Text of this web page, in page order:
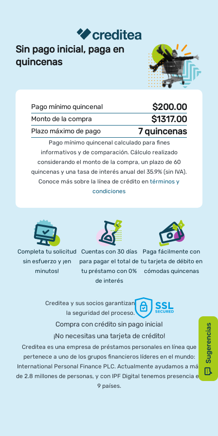
Sin pago inicial, paga en
quincenas
Pago mínimo quincenal $200.00
Monto de la compra $1317.00
Plazo máximo de pago 7 quincenas
Pago mínimo quincenal calculado para fines
informativos y de comparación. Cálculo realizado
considerando el monto de la compra, un plazo de 60
quincenas y una tasa de interés anual del 35.9% (sin IVA).
Conoce más sobre la línea de crédito en términos y
condiciones
Completa tu solicitud
sin esfuerzo y ¡en
minutos!
Cuentas con 30 días
para pagar el total de
tu préstamo con 0%
de interés
Paga fácilmente con
tu tarjeta de débito en
cómodas quincenas
Creditea y sus socios garantizan
la seguridad del proceso.
Compra con crédito sin pago inicial
¡No necesitas una tarjeta de crédito!
Creditea es una empresa de préstamos personales en línea que
pertenece a uno de los grupos financieros líderes en el mundo:
International Personal Finance PLC. Actualmente ayudamos a más
de 2.8 millones de personas, y con IPF Digital tenemos presencia en
9 países.